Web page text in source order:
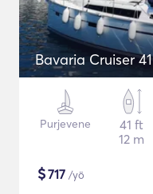
Bavaria Cruiser 41
Purjevene
41 ft
12 m
$717 /yö